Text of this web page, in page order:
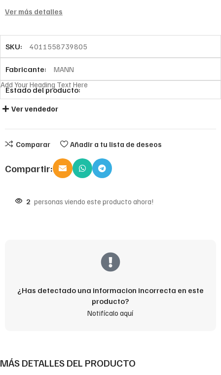
Ver más detalles
SKU: 4011558739805
Fabricante: MANN
Estado del producto:
Add Your Heading Text Here
Ver vendedor
Comparar Añadir a tu lista de deseos
Compartir:
2 personas viendo este producto ahora!
¿Has detectado una informacion incorrecta en este
producto?
Notifícalo aquí
MÁS DETALLES DEL PRODUCTO